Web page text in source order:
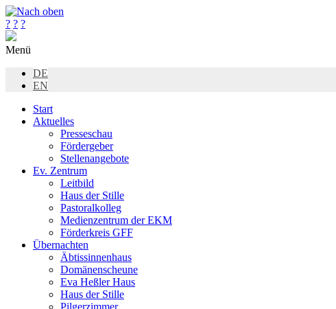
? ? ?
Menü
DE
EN
Start
Aktuelles
Presseschau
Fördergeber
Stellenangebote
Ev. Zentrum
Leitbild
Haus der Stille
Pastoralkolleg
Medienzentrum der EKM
Förderkreis GFF
Übernachten
Äbtissinnenhaus
Domänenscheune
Eva Heßler Haus
Haus der Stille
Pilgerzimmer